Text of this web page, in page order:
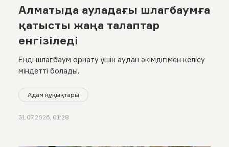
Алматыда ауладағы шлагбаумға
қатысты жаңа талаптар
енгізіледі
Енді шлагбаум орнату үшін аудан әкімдігімен келісу
міндетті болады.
Адам құқықтары
31.07.2026, 01:28